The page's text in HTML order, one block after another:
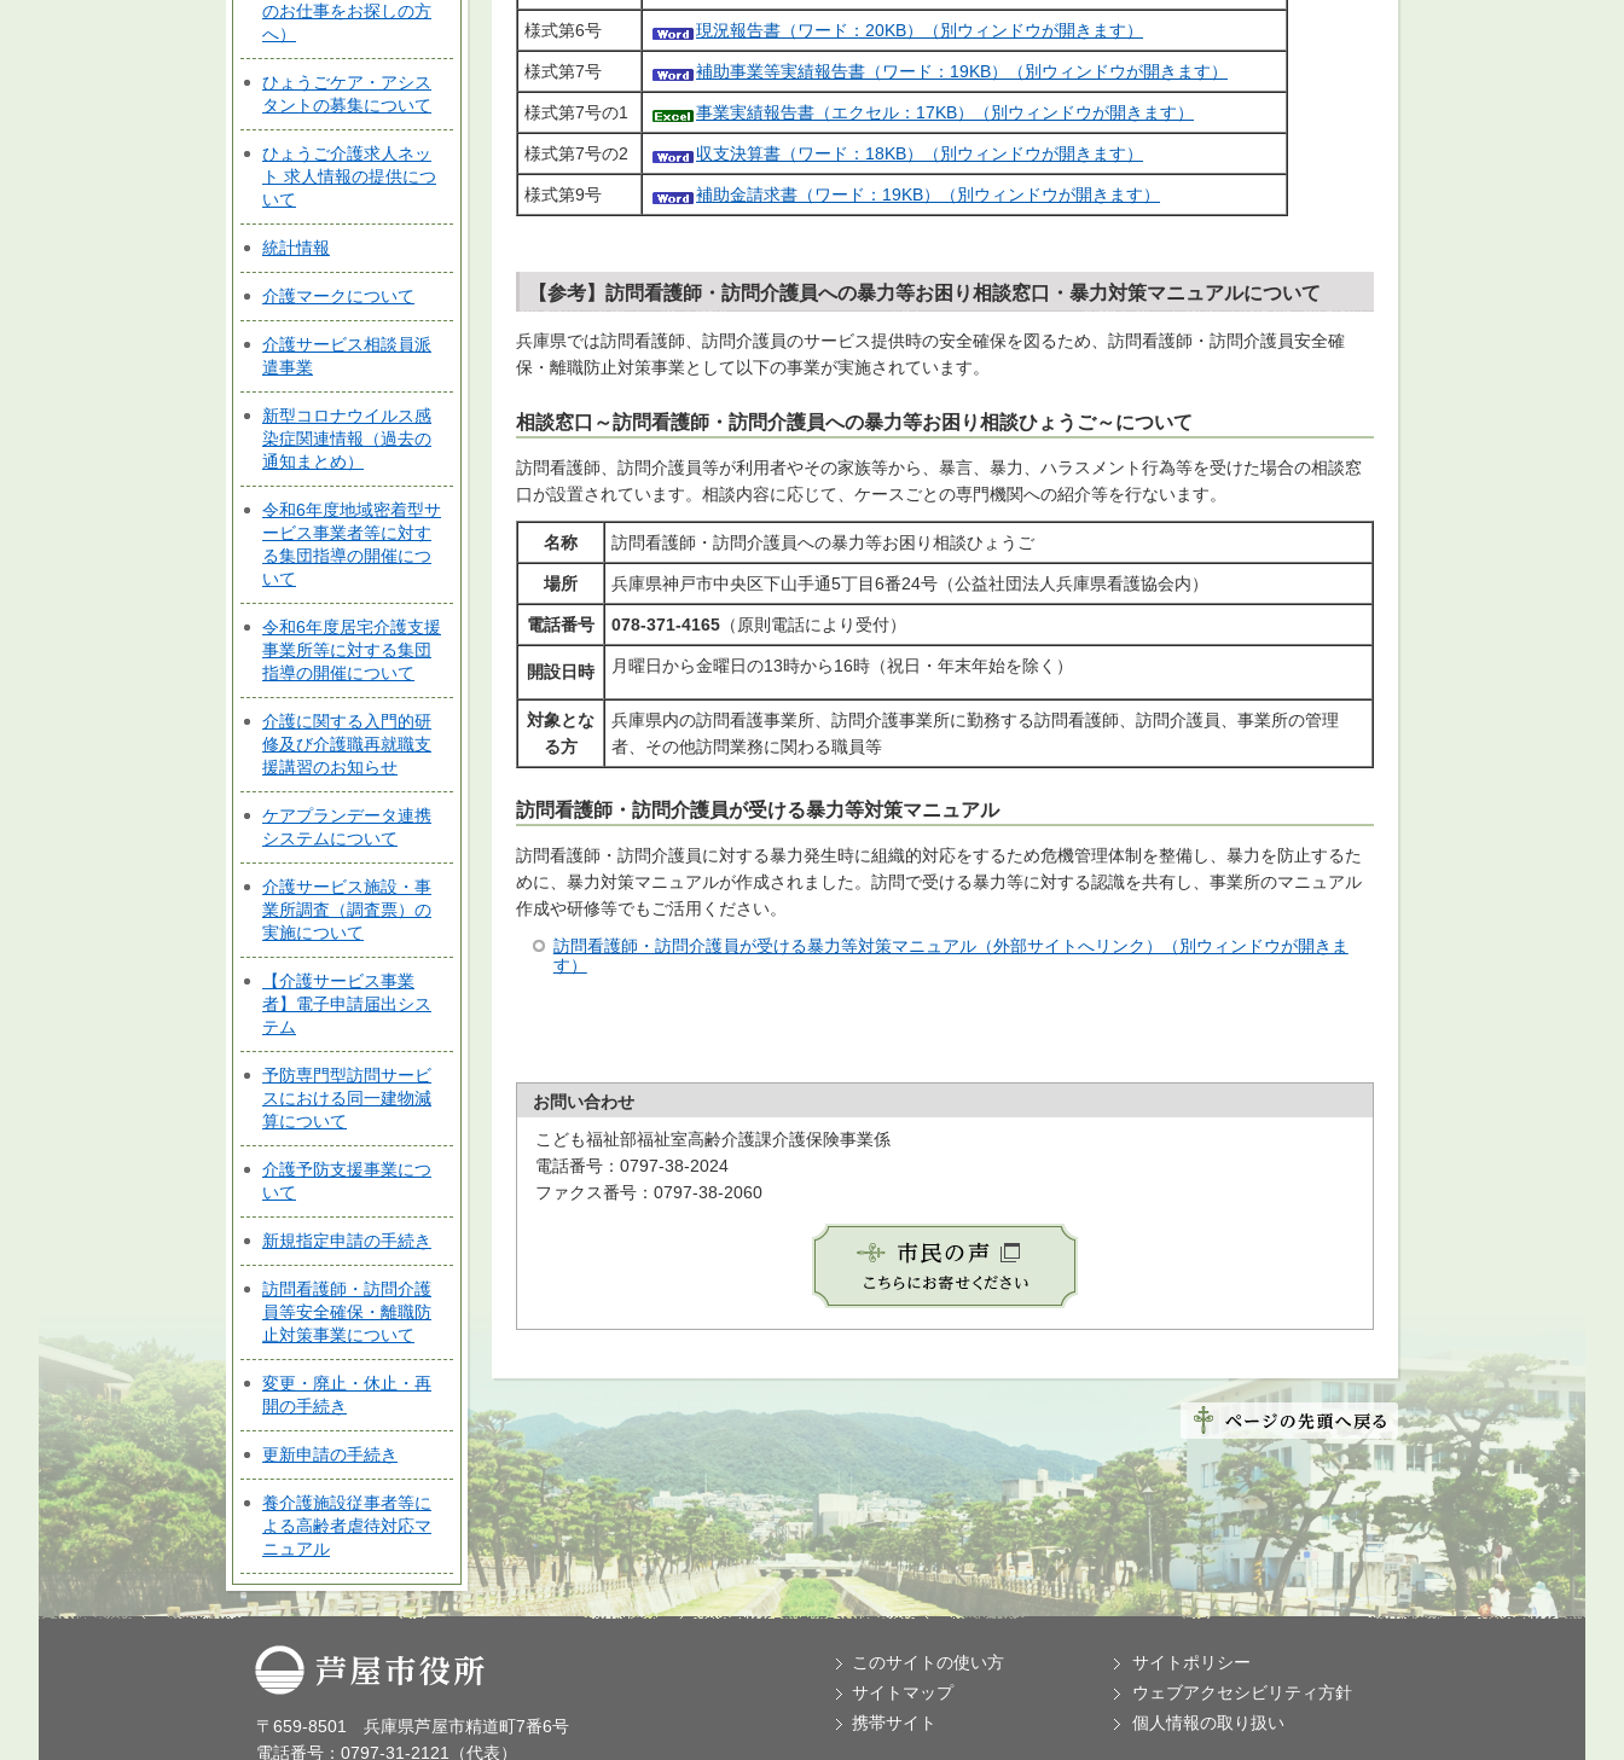
のお仕事をお探しの方
へ）
ひょうごケア・アシス
タントの募集について
ひょうご介護求人ネッ
ト 求人情報の提供につ
いて
統計情報
介護マークについて
介護サービス相談員派
遣事業
新型コロナウイルス感
染症関連情報（過去の
通知まとめ）
令和6年度地域密着型サ
ービス事業者等に対す
る集団指導の開催につ
いて
令和6年度居宅介護支援
事業所等に対する集団
指導の開催について
介護に関する入門的研
修及び介護職再就職支
援講習のお知らせ
ケアプランデータ連携
システムについて
介護サービス施設・事
業所調査（調査票）の
実施について
【介護サービス事業
者】電子申請届出シス
テム
予防専門型訪問サービ
スにおける同一建物減
算について
介護予防支援事業につ
いて
新規指定申請の手続き
訪問看護師・訪問介護
員等安全確保・離職防
止対策事業について
変更・廃止・休止・再
開の手続き
更新申請の手続き
養介護施設従事者等に
よる高齢者虐待対応マ
ニュアル
様式第6号 現況報告書（ワード：20KB）（別ウィンドウが開きます）
様式第7号 補助事業等実績報告書（ワード：19KB）（別ウィンドウが開きます）
様式第7号の1 事業実績報告書（エクセル：17KB）（別ウィンドウが開きます）
様式第7号の2 収支決算書（ワード：18KB）（別ウィンドウが開きます）
様式第9号 補助金請求書（ワード：19KB）（別ウィンドウが開きます）
【参考】訪問看護師・訪問介護員への暴力等お困り相談窓口・暴力対策マニュアルについて
兵庫県では訪問看護師、訪問介護員のサービス提供時の安全確保を図るため、訪問看護師・訪問介護員安全確
保・離職防止対策事業として以下の事業が実施されています。
相談窓口～訪問看護師・訪問介護員への暴力等お困り相談ひょうご～について
訪問看護師、訪問介護員等が利用者やその家族等から、暴言、暴力、ハラスメント行為等を受けた場合の相談窓
口が設置されています。相談内容に応じて、ケースごとの専門機関への紹介等を行ないます。
名称 訪問看護師・訪問介護員への暴力等お困り相談ひょうご
場所 兵庫県神戸市中央区下山手通5丁目6番24号（公益社団法人兵庫県看護協会内）
電話番号 078-371-4165 （原則電話により受付）
開設日時 月曜日から金曜日の13時から16時（祝日・年末年始を除く）
対象とな
る方
兵庫県内の訪問看護事業所、訪問介護事業所に勤務する訪問看護師、訪問介護員、事業所の管理
者、その他訪問業務に関わる職員等
訪問看護師・訪問介護員が受ける暴力等対策マニュアル
訪問看護師・訪問介護員に対する暴力発生時に組織的対応をするため危機管理体制を整備し、暴力を防止するた
めに、暴力対策マニュアルが作成されました。訪問で受ける暴力等に対する認識を共有し、事業所のマニュアル
作成や研修等でもご活用ください。
訪問看護師・訪問介護員が受ける暴力等対策マニュアル（外部サイトへリンク）（別ウィンドウが開きま
す）
お問い合わせ
こども福祉部福祉室高齢介護課介護保険事業係
電話番号：0797-38-2024
ファクス番号：0797-38-2060
芦屋市役所
〒659-8501 兵庫県芦屋市精道町7番6号
電話番号：0797-31-2121（代表）
このサイトの使い方
サイトマップ
携帯サイト
サイトポリシー
ウェブアクセシビリティ方針
個人情報の取り扱い